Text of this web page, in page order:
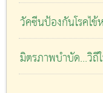
วัคซีนป้องกันโรคไ
มิตรภาพบำบัด...วิถี